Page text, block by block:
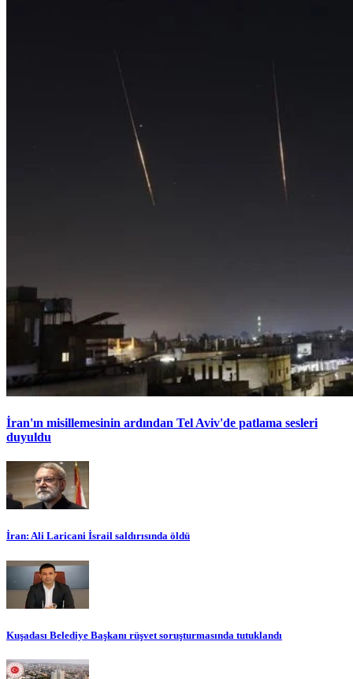
İran'ın misillemesinin ardından Tel Aviv'de patlama sesleri
duyuldu
İran: Ali Laricani İsrail saldırısında öldü
Kuşadası Belediye Başkanı rüşvet soruşturmasında tutuklandı